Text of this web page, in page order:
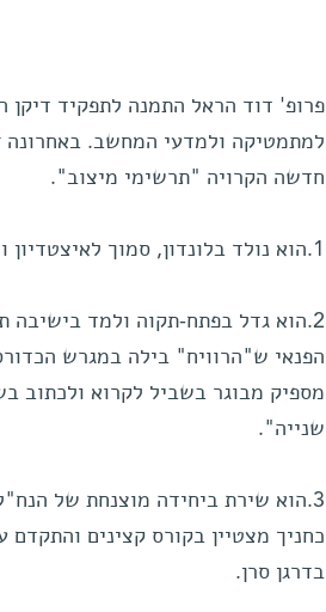
פרופ' דוד הראל התמנה לתפקיד
למתמטיקה ולמדעי המחשב.
חדשה הקרויה "תרשימי מיצוב".
1.הוא נולד בלונדון, סמוך לאיצטדיון ומבלי, ועלה ארצה עם משפחתו בשנת 1950.
2.הוא גדל בפתח-תקוה ולמד בישיבה
הפנאי ש"הרוויח" בילה במגרש
מספיק מבוגר בשביל לקרוא ולכתוב
שנייה".
3.הוא שירת ביחידה מוצנחת של
כחניך מצטיין בקורס קצינים
בדרגן סרן.